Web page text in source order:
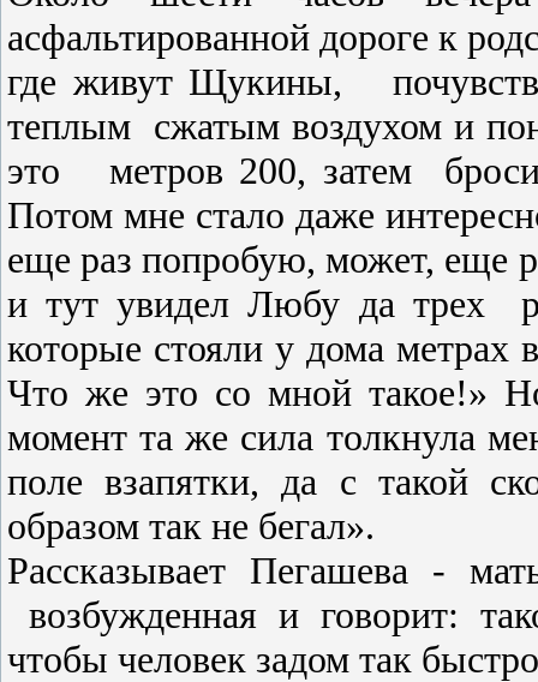
асфальтированной дороге к
где живут Щукины,
теплым сжатым воздухом и
это
метров 200, затем
Потом мне стало даже
еще раз попробую, может, еще
и тут увидел Любу да трех
которые стояли у дома метрах
Что же это со мной такое!»
момент та же сила толкнула
поле взапятки, да с такой
образом так не бегал».
Рассказывает Пегашева -
возбужденная и говорит:
чтобы человек задом так